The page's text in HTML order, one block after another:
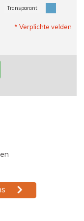
Transparant
* Verplichte velden